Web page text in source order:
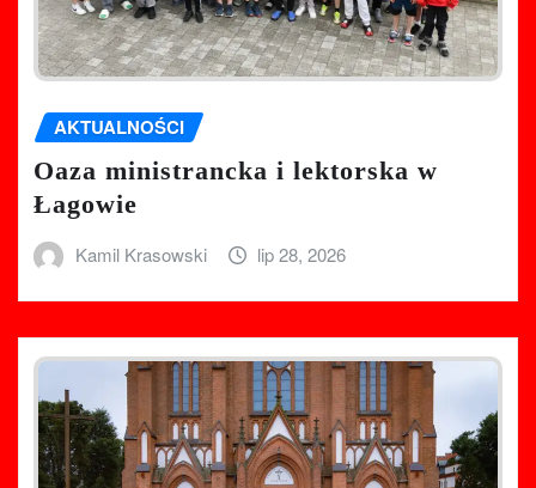
AKTUALNOŚCI
Oaza ministrancka i lektorska w
Łagowie
Kamil Krasowski lip 28, 2026